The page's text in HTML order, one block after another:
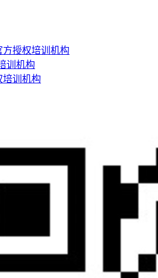
授权培训机构
训机构
训机构